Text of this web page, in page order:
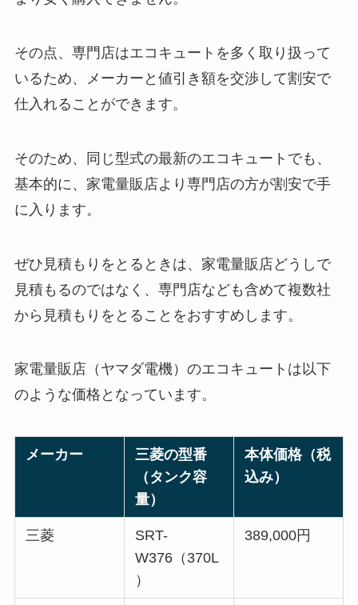
その点、専門店はエコキュートを多く取り扱って
いるため、メーカーと値引き額を交渉して割安で
仕入れることができます。
そのため、同じ型式の最新のエコキュートでも、
基本的に、家電量販店より専門店の方が割安で手
に入ります。
ぜひ見積もりをとるときは、家電量販店どうしで
見積もるのではなく、専門店なども含めて複数社
から見積もりをとることをおすすめします。
家電量販店（ヤマダ電機）のエコキュートは以下
のような価格となっています。
メーカー
三菱の型番
（タンク容
量）
本体価格（税
込み）
三菱
SRT-
W376（370L
）
389,000円